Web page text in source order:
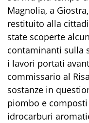
Magnolia, a
restituito alla
state scoperte
contaminanti sulla
i lavori portati
commissario al
sostanze in
piombo e
idrocarburi